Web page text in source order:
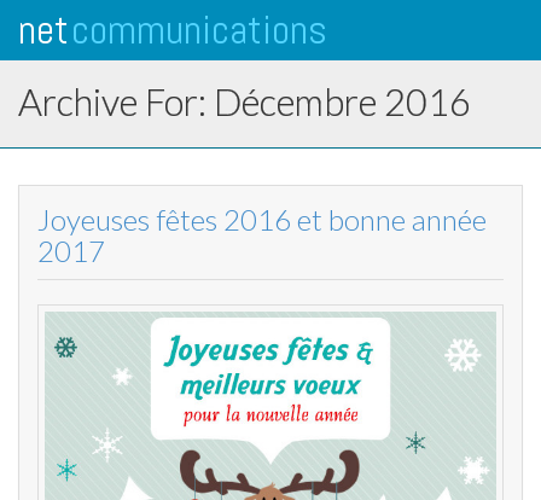
netcommunications
Archive For: Décembre 2016
Joyeuses fêtes 2016 et bonne année
2017